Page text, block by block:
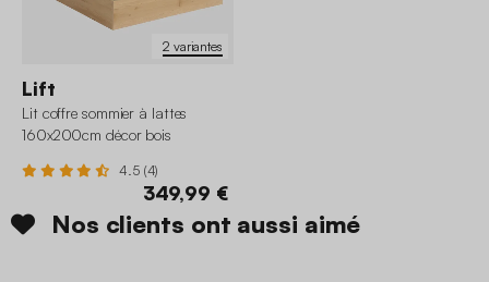
2 variantes
Lift
Lit coffre sommier à lattes
160x200cm décor bois
4.5 (4)
349,99 €
Nos clients ont aussi aimé